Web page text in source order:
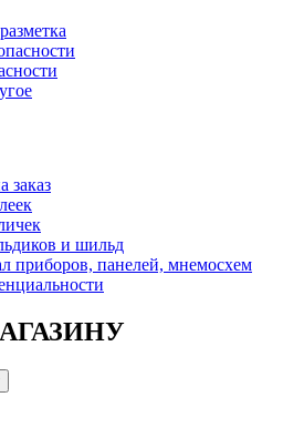
заказ
и шильд
приборов, панелей, мнемосхем